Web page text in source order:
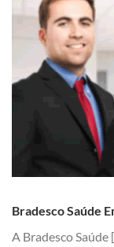
Bradesco Saúde
A Bradesco